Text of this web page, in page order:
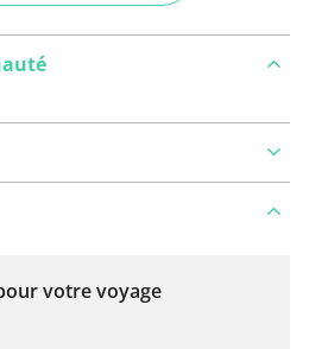
votre voyage